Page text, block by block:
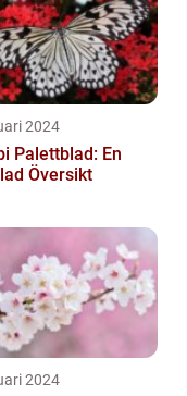
2024
Palettblad: En
Översikt
2024